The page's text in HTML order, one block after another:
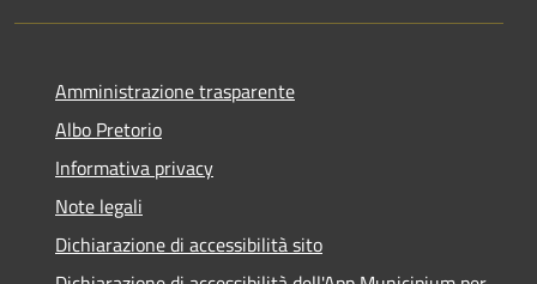
Amministrazione trasparente
Albo Pretorio
Informativa privacy
Note legali
Dichiarazione di accessibilità sito